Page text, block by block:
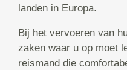
landen in Europa.
Bij het vervoeren van
zaken waar u op moet
reismand die